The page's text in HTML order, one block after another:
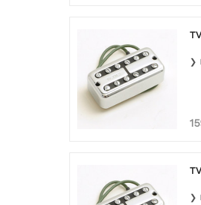
❯
❯